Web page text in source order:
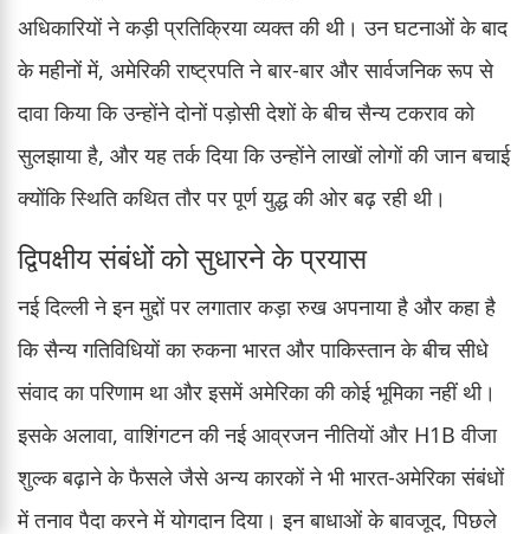
अधिकारियों ने कड़ी प्रतिक्रिया व्यक्त की थी। उन घटनाओं के बाद
के महीनों में, अमेरिकी राष्ट्रपति ने बार-बार और सार्वजनिक रूप से
दावा किया कि उन्होंने दोनों पड़ोसी देशों के बीच सैन्य टकराव को
सुलझाया है, और यह तर्क दिया कि उन्होंने लाखों लोगों की जान बचाई
क्योंकि स्थिति कथित तौर पर पूर्ण युद्ध की ओर बढ़ रही थी।
द्विपक्षीय संबंधों को सुधारने के प्रयास
नई दिल्ली ने इन मुद्दों पर लगातार कड़ा रुख अपनाया है और कहा है
कि सैन्य गतिविधियों का रुकना भारत और पाकिस्तान के बीच सीधे
संवाद का परिणाम था और इसमें अमेरिका की कोई भूमिका नहीं थी।
इसके अलावा, वाशिंगटन की नई आव्रजन नीतियों और H1B वीजा
शुल्क बढ़ाने के फैसले जैसे अन्य कारकों ने भी भारत-अमेरिका संबंधों
में तनाव पैदा करने में योगदान दिया। इन बाधाओं के बावजूद, पिछले